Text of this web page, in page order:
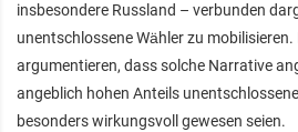
insbesondere Russland – verbunden
unentschlossene Wähler zu mobilisieren.
argumentieren, dass solche Narrative
angeblich hohen Anteils
besonders wirkungsvoll gewesen seien.